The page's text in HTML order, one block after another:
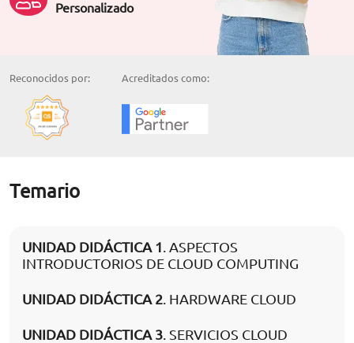
Personalizado
Reconocidos por: Acreditados como:
Temario
UNIDAD DIDÁCTICA 1 . ASPECTOS
INTRODUCTORIOS DE CLOUD COMPUTING
UNIDAD DIDÁCTICA 2 . HARDWARE CLOUD
UNIDAD DIDÁCTICA 3 . SERVICIOS CLOUD